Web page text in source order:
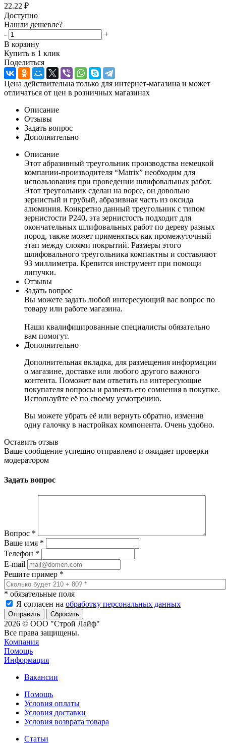
22.22 ₽
Доступно
Нашли дешевле?
-
+
В корзину
Купить в 1 клик
Поделиться
Цена действительна только для интернет-магазина и может
отличаться от цен в розничных магазинах
Описание
Отзывы
Задать вопрос
Дополнительно
Описание
Этот абразивный треугольник производства немецкой
компании-производителя “Matrix” необходим для
использования при проведении шлифовальных работ.
Этот треугольник сделан на ворсе, он довольно
зернистый и грубый, абразивная часть из оксида
алюминия. Конкретно данный треугольник с типом
зернистости P240, эта зернистость подходит для
окончательных шлифовальных работ по дереву разных
пород, также может применяться как промежуточный
этап между слоями покрытий. Размеры этого
шлифовального треугольника компактны и составляют
93 миллиметра. Крепится инструмент при помощи
липучки.
Отзывы
Задать вопрос
Вы можете задать любой интересующий вас вопрос по
товару или работе магазина.
Наши квалифицированные специалисты обязательно
вам помогут.
Дополнительно
Дополнительная вкладка, для размещения информации
о магазине, доставке или любого другого важного
контента. Поможет вам ответить на интересующие
покупателя вопросы и развеять его сомнения в покупке.
Используйте её по своему усмотрению.
Вы можете убрать её или вернуть обратно, изменив
одну галочку в настройках компонента. Очень удобно.
Оставить отзыв
Ваше сообщение успешно отправлено и ожидает проверки
модератором
Задать вопрос
Вопрос *
Ваше имя *
Телефон *
E-mail
Решите пример *
* обязательные поля
Я согласен на обработку персональных данных
Сбросить
2026 © ООО "Строй Лайф"
Все права защищены.
Компания
Помощь
Информация
Вакансии
Помощь
Условия оплаты
Условия доставки
Условия возврата товара
Статьи